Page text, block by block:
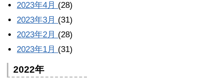
2023年4月 (28)
2023年3月 (31)
2023年2月 (28)
2023年1月 (31)
2022年